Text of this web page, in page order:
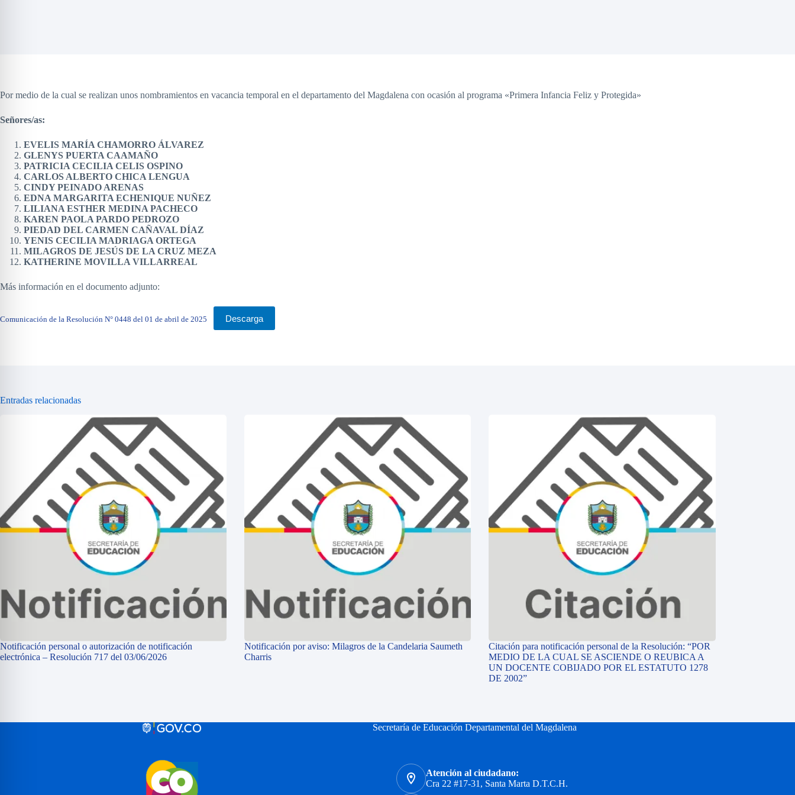
Por medio de la cual se realizan unos nombramientos en vacancia temporal en el departamento del Magdalena con ocasión al programa «Primera Infancia Feliz y Protegida»
Señores/as:
EVELIS MARÍA CHAMORRO ÁLVAREZ
GLENYS PUERTA CAAMAÑO
PATRICIA CECILIA CELIS OSPINO
CARLOS ALBERTO CHICA LENGUA
CINDY PEINADO ARENAS
EDNA MARGARITA ECHENIQUE NUÑEZ
LILIANA ESTHER MEDINA PACHECO
KAREN PAOLA PARDO PEDROZO
PIEDAD DEL CARMEN CAÑAVAL DÍAZ
YENIS CECILIA MADRIAGA ORTEGA
MILAGROS DE JESÚS DE LA CRUZ MEZA
KATHERINE MOVILLA VILLARREAL
Más información en el documento adjunto:
Comunicación de la Resolución N° 0448 del 01 de abril de 2025 Descarga
Entradas relacionadas
Notificación personal o autorización de notificación
electrónica – Resolución 717 del 03/06/2026
Notificación por aviso: Milagros de la Candelaria Saumeth
Charris
Citación para notificación personal de la Resolución: “POR
MEDIO DE LA CUAL SE ASCIENDE O REUBICA A
UN DOCENTE COBIJADO POR EL ESTATUTO 1278
DE 2002”
Secretaría de Educación Departamental del Magdalena
Atención al ciudadano:
Cra 22 #17-31, Santa Marta D.T.C.H.